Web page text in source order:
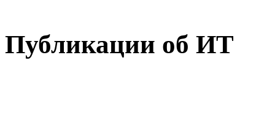
Публикации об ИТ